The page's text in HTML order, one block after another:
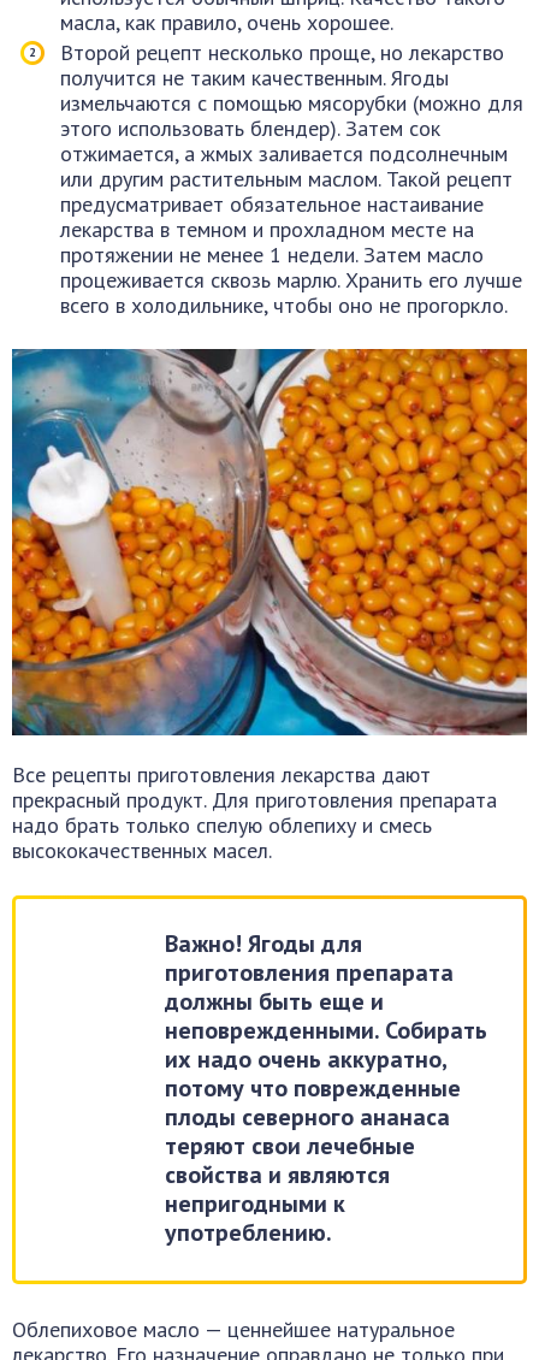
масла, как правило, очень хорошее.
Второй рецепт несколько проще, но лекарство
получится не таким качественным. Ягоды
измельчаются с помощью мясорубки (можно для
этого использовать блендер). Затем сок
отжимается, а жмых заливается подсолнечным
или другим растительным маслом. Такой рецепт
предусматривает обязательное настаивание
лекарства в темном и прохладном месте на
протяжении не менее 1 недели. Затем масло
процеживается сквозь марлю. Хранить его лучше
всего в холодильнике, чтобы оно не прогоркло.
Все рецепты приготовления лекарства дают
прекрасный продукт. Для приготовления препарата
надо брать только спелую облепиху и смесь
высококачественных масел.
Важно! Ягоды для
приготовления препарата
должны быть еще и
неповрежденными. Собирать
их надо очень аккуратно,
потому что поврежденные
плоды северного ананаса
теряют свои лечебные
свойства и являются
непригодными к
употреблению.
Облепиховое масло — ценнейшее натуральное